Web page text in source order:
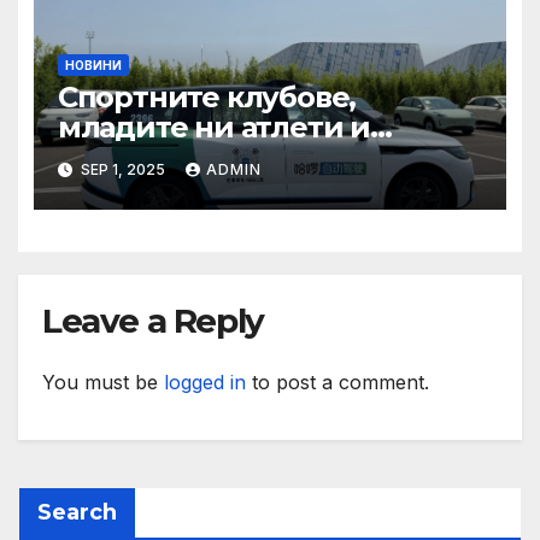
НОВИНИ
Спортните клубове,
младите ни атлети и
техните треньори имат
нужда от нашата подкрепа
и ние ще им я осигурим
SEP 1, 2025 ADMIN
Leave a Reply
You must be logged in to post a comment.
Search